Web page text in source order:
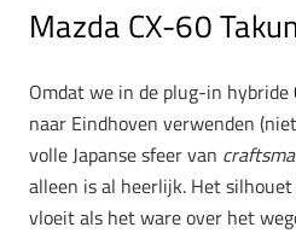
Mazda CX-60
Omdat we in de plug-in hybride
naar Eindhoven verwenden
volle Japanse sfeer van
alleen is al heerlijk. Het
vloeit als het ware over het